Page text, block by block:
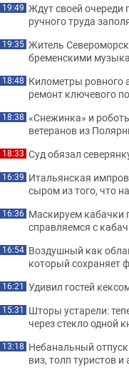
19:49 Ждут своей очереди
ручного труда
19:35 Житель
бременскими
18:48 Километры ровного
ремонт ключевого
18:38 «Снежинка» и
ветеранов из
18:33 Суд обязал
16:39 Итальянская
сыром из того, что
16:36 Маскируем кабачки
справляемся с
16:54 Воздушный как
который сохраняет
16:21 Удивил гостей
15:31 Шторы устарели:
через стекло одной
13:18 Небанальный
виз, толп туристов